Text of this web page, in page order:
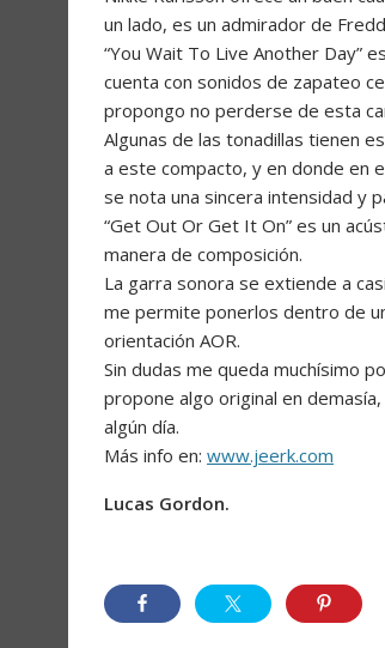
un lado, es un admirador de
“You Wait To Live Another Day”
cuenta con sonidos de zapateo
propongo no perderse de esta
Algunas de las tonadillas tienen
a este compacto, y en donde en
se nota una sincera intensidad y
“Get Out Or Get It On” es un
manera de composición.
La garra sonora se extiende a
me permite ponerlos dentro de
orientación AOR.
Sin dudas me queda muchísimo
propone algo original en
algún día.
Más info en: www.jeerk.com
Lucas Gordon.